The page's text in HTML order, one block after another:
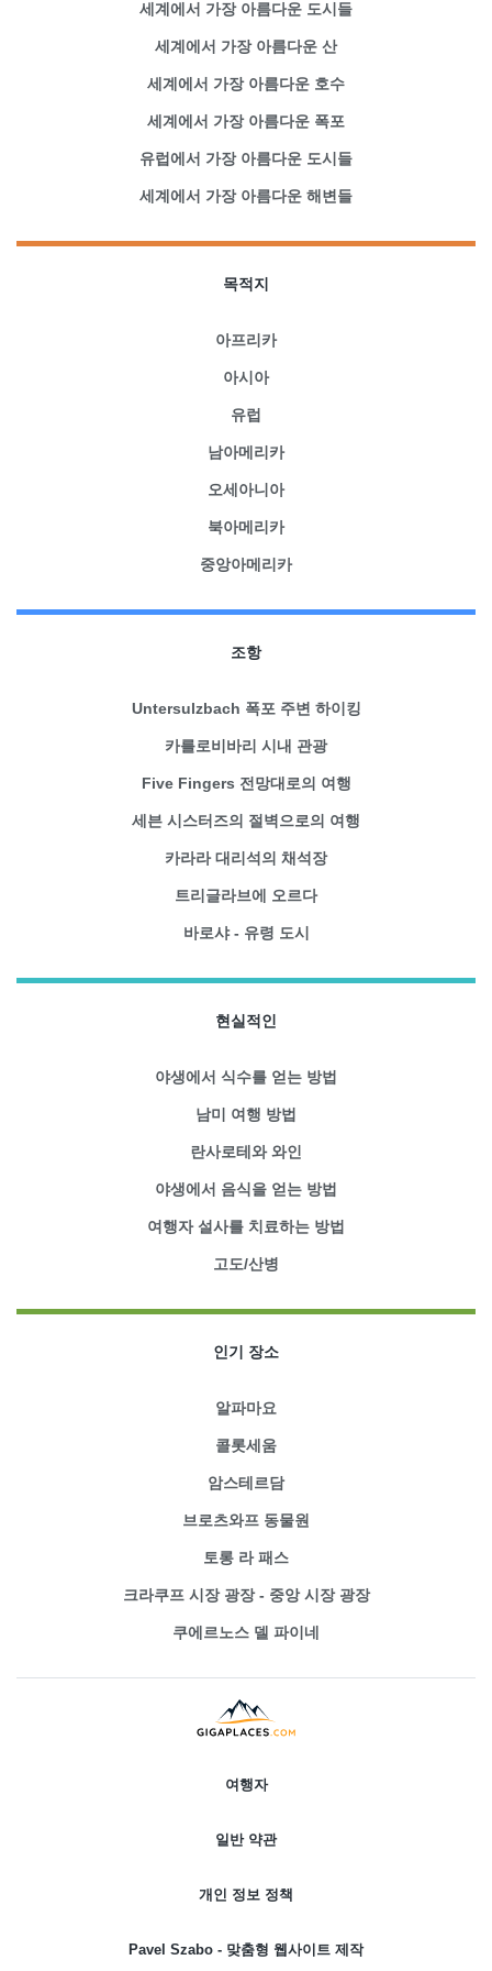
세계에서 가장 아름다운 도시들
세계에서 가장 아름다운 산
세계에서 가장 아름다운 호수
세계에서 가장 아름다운 폭포
유럽에서 가장 아름다운 도시들
세계에서 가장 아름다운 해변들
목적지
아프리카
아시아
유럽
남아메리카
오세아니아
북아메리카
중앙아메리카
조항
Untersulzbach 폭포 주변 하이킹
카를로비바리 시내 관광
Five Fingers 전망대로의 여행
세븐 시스터즈의 절벽으로의 여행
카라라 대리석의 채석장
트리글라브에 오르다
바로샤 - 유령 도시
현실적인
야생에서 식수를 얻는 방법
남미 여행 방법
란사로테와 와인
야생에서 음식을 얻는 방법
여행자 설사를 치료하는 방법
고도/산병
인기 장소
알파마요
콜롯세움
암스테르담
브로츠와프 동물원
토롱 라 패스
크라쿠프 시장 광장 - 중앙 시장 광장
쿠에르노스 델 파이네
여행자
일반 약관
개인 정보 정책
Pavel Szabo - 맞춤형 웹사이트 제작